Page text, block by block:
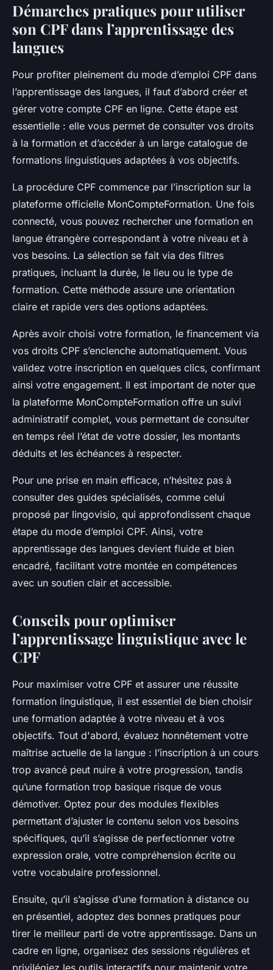
Démarches pratiques pour utiliser
son CPF dans l’apprentissage des
langues
Pour profiter pleinement du mode d’emploi CPF dans
l’apprentissage des langues, il faut d’abord créer et
gérer votre compte CPF en ligne. Cette étape est
essentielle : elle vous permet de consulter vos droits
à la formation et d’accéder à un large catalogue de
formations linguistiques adaptées à vos objectifs.
La procédure CPF commence par l’inscription sur la
plateforme officielle MonCompteFormation. Une fois
connecté, vous pouvez rechercher une formation en
langue étrangère correspondant à votre niveau et à
vos besoins. La sélection se fait via des filtres
pratiques, incluant la durée, le lieu ou le type de
formation. Cette méthode assure une orientation
claire et rapide vers des options adaptées.
Après avoir choisi votre formation, le financement via
vos droits CPF s’enclenche automatiquement. Vous
validez votre inscription en quelques clics, confirmant
ainsi votre engagement. Il est important de noter que
la plateforme MonCompteFormation offre un suivi
administratif complet, vous permettant de consulter
en temps réel l’état de votre dossier, les montants
déduits et les échéances à respecter.
Pour une prise en main efficace, n’hésitez pas à
consulter des guides spécialisés, comme celui
proposé par lingovisio, qui approfondissent chaque
étape du mode d’emploi CPF. Ainsi, votre
apprentissage des langues devient fluide et bien
encadré, facilitant votre montée en compétences
avec un soutien clair et accessible.
Conseils pour optimiser
l’apprentissage linguistique avec le
CPF
Pour maximiser votre CPF et assurer une réussite
formation linguistique, il est essentiel de bien choisir
une formation adaptée à votre niveau et à vos
objectifs. Tout d'abord, évaluez honnêtement votre
maîtrise actuelle de la langue : l’inscription à un cours
trop avancé peut nuire à votre progression, tandis
qu’une formation trop basique risque de vous
démotiver. Optez pour des modules flexibles
permettant d’ajuster le contenu selon vos besoins
spécifiques, qu’il s’agisse de perfectionner votre
expression orale, votre compréhension écrite ou
votre vocabulaire professionnel.
Ensuite, qu’il s’agisse d’une formation à distance ou
en présentiel, adoptez des bonnes pratiques pour
tirer le meilleur parti de votre apprentissage. Dans un
cadre en ligne, organisez des sessions régulières et